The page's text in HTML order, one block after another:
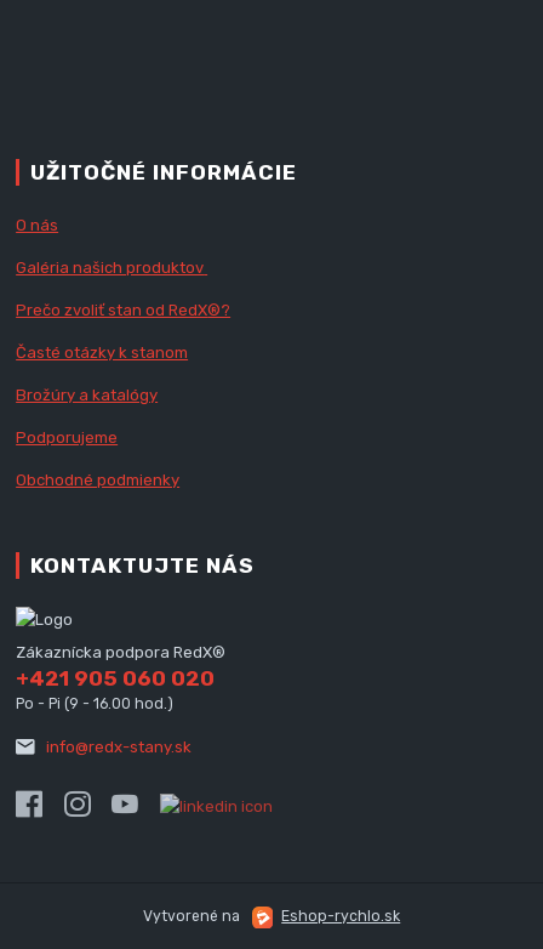
UŽITOČNÉ INFORMÁCIE
O nás
Galéria našich produktov
Prečo zvoliť stan od RedX®?
Časté otázky k stanom
Brožúry a katalógy
Podporujeme
Obchodné podmienky
KONTAKTUJTE NÁS
Zákaznícka podpora RedX®
+421 905 060 020
Po - Pi (9 - 16.00 hod.)
info@redx-stany.sk
Vytvorené na Eshop-rychlo.sk